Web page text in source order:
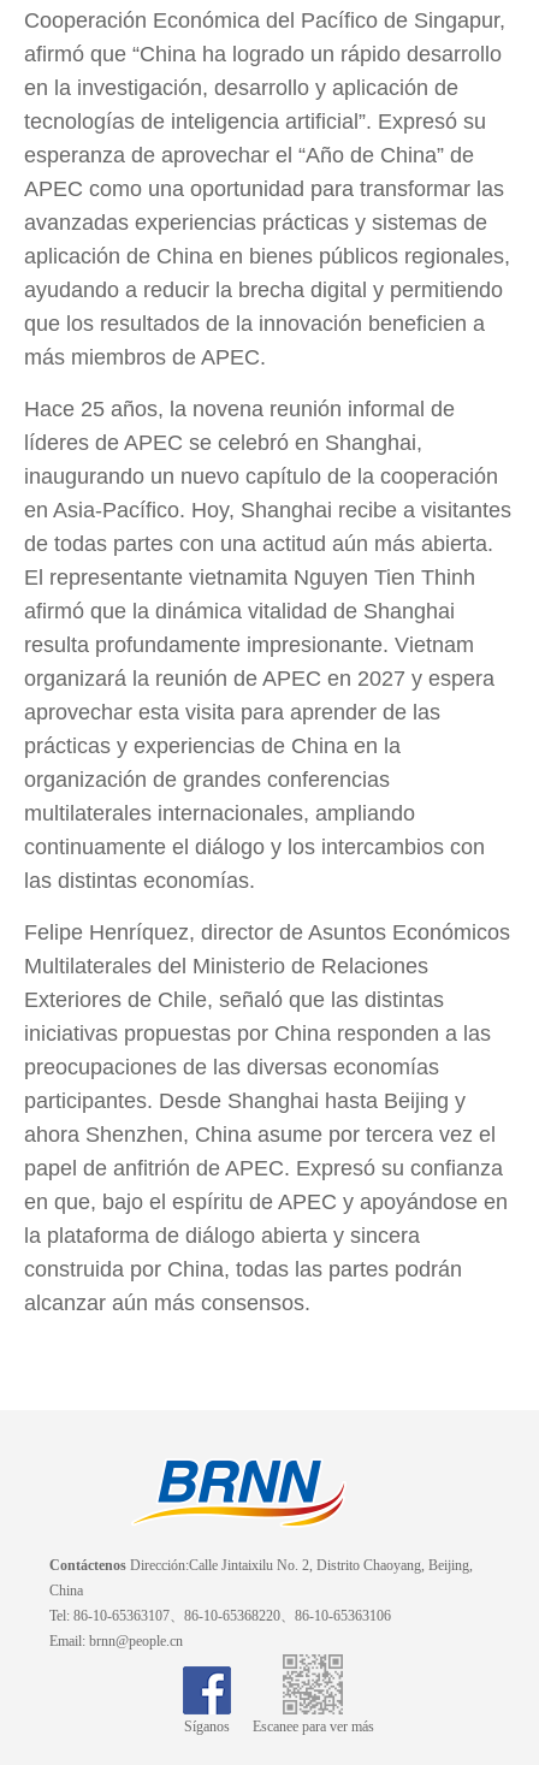
Cooperación Económica del Pacífico de Singapur,
afirmó que “China ha logrado un rápido desarrollo
en la investigación, desarrollo y aplicación de
tecnologías de inteligencia artificial”. Expresó su
esperanza de aprovechar el “Año de China” de
APEC como una oportunidad para transformar las
avanzadas experiencias prácticas y sistemas de
aplicación de China en bienes públicos regionales,
ayudando a reducir la brecha digital y permitiendo
que los resultados de la innovación beneficien a
más miembros de APEC.
Hace 25 años, la novena reunión informal de
líderes de APEC se celebró en Shanghai,
inaugurando un nuevo capítulo de la cooperación
en Asia-Pacífico. Hoy, Shanghai recibe a visitantes
de todas partes con una actitud aún más abierta.
El representante vietnamita Nguyen Tien Thinh
afirmó que la dinámica vitalidad de Shanghai
resulta profundamente impresionante. Vietnam
organizará la reunión de APEC en 2027 y espera
aprovechar esta visita para aprender de las
prácticas y experiencias de China en la
organización de grandes conferencias
multilaterales internacionales, ampliando
continuamente el diálogo y los intercambios con
las distintas economías.
Felipe Henríquez, director de Asuntos Económicos
Multilaterales del Ministerio de Relaciones
Exteriores de Chile, señaló que las distintas
iniciativas propuestas por China responden a las
preocupaciones de las diversas economías
participantes. Desde Shanghai hasta Beijing y
ahora Shenzhen, China asume por tercera vez el
papel de anfitrión de APEC. Expresó su confianza
en que, bajo el espíritu de APEC y apoyándose en
la plataforma de diálogo abierta y sincera
construida por China, todas las partes podrán
alcanzar aún más consensos.
Contáctenos Dirección:Calle Jintaixilu No. 2, Distrito Chaoyang, Beijing,
China
Tel: 86-10-65363107、86-10-65368220、86-10-65363106
Email: brnn@people.cn
Síganos Escanee para ver más